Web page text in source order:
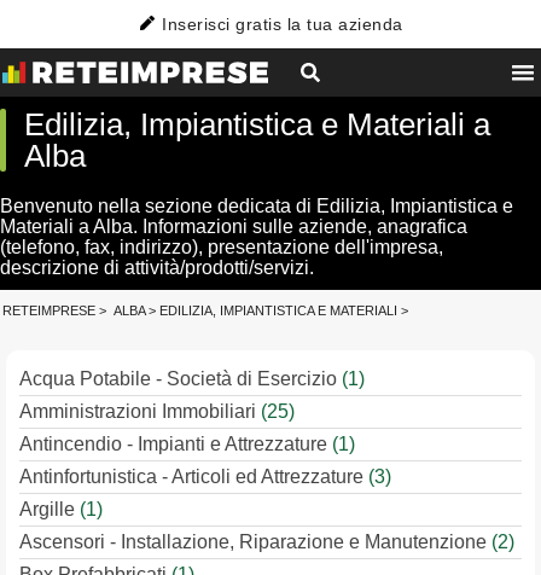
Inserisci gratis la tua azienda
Edilizia, Impiantistica e Materiali a
Alba
Benvenuto nella sezione dedicata di Edilizia, Impiantistica e
Materiali a Alba. Informazioni sulle aziende, anagrafica
(telefono, fax, indirizzo), presentazione dell'impresa,
descrizione di attività/prodotti/servizi.
RETEIMPRESE > ALBA> EDILIZIA, IMPIANTISTICA E MATERIALI >
Acqua Potabile - Società di Esercizio (1)
Amministrazioni Immobiliari (25)
Antincendio - Impianti e Attrezzature (1)
Antinfortunistica - Articoli ed Attrezzature (3)
Argille (1)
Ascensori - Installazione, Riparazione e Manutenzione (2)